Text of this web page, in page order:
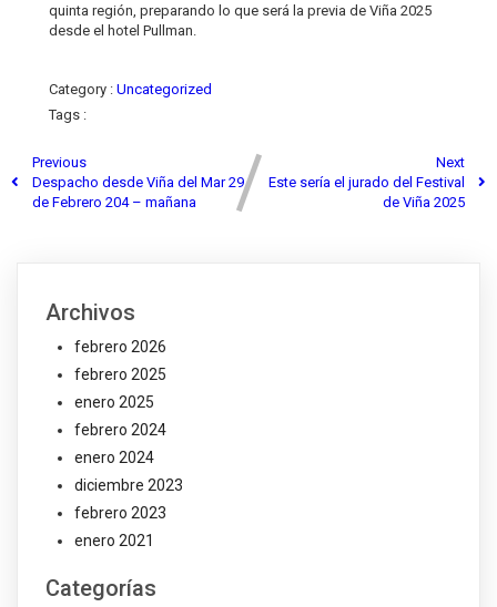
quinta región, preparando lo que será la previa de Viña 2025
desde el hotel Pullman.
Category : Uncategorized
Tags :
Previous
Despacho desde Viña del Mar 29
de Febrero 204 – mañana
Next
Este sería el jurado del Festival
de Viña 2025
Archivos
febrero 2026
febrero 2025
enero 2025
febrero 2024
enero 2024
diciembre 2023
febrero 2023
enero 2021
Categorías